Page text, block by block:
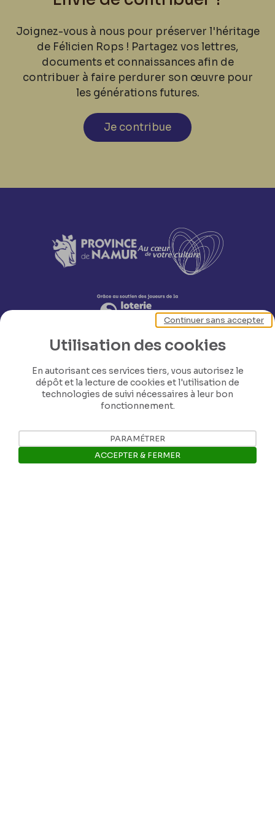
Joignez-vous à nous pour préserver l'héritage
de Félicien Rops ! Partagez vos lettres,
documents et connaissances afin de
contribuer à faire perdurer son œuvre pour
les générations futures.
Je contribue
Tél: +32 81 77 67 55
Utilisation des cookies
En autorisant ces services tiers, vous autorisez le
dépôt et la lecture de cookies et l'utilisation de
technologies de suivi nécessaires à leur bon
fonctionnement.
Continuer sans accepter
PARAMÉTRER
ACCEPTER & FERMER